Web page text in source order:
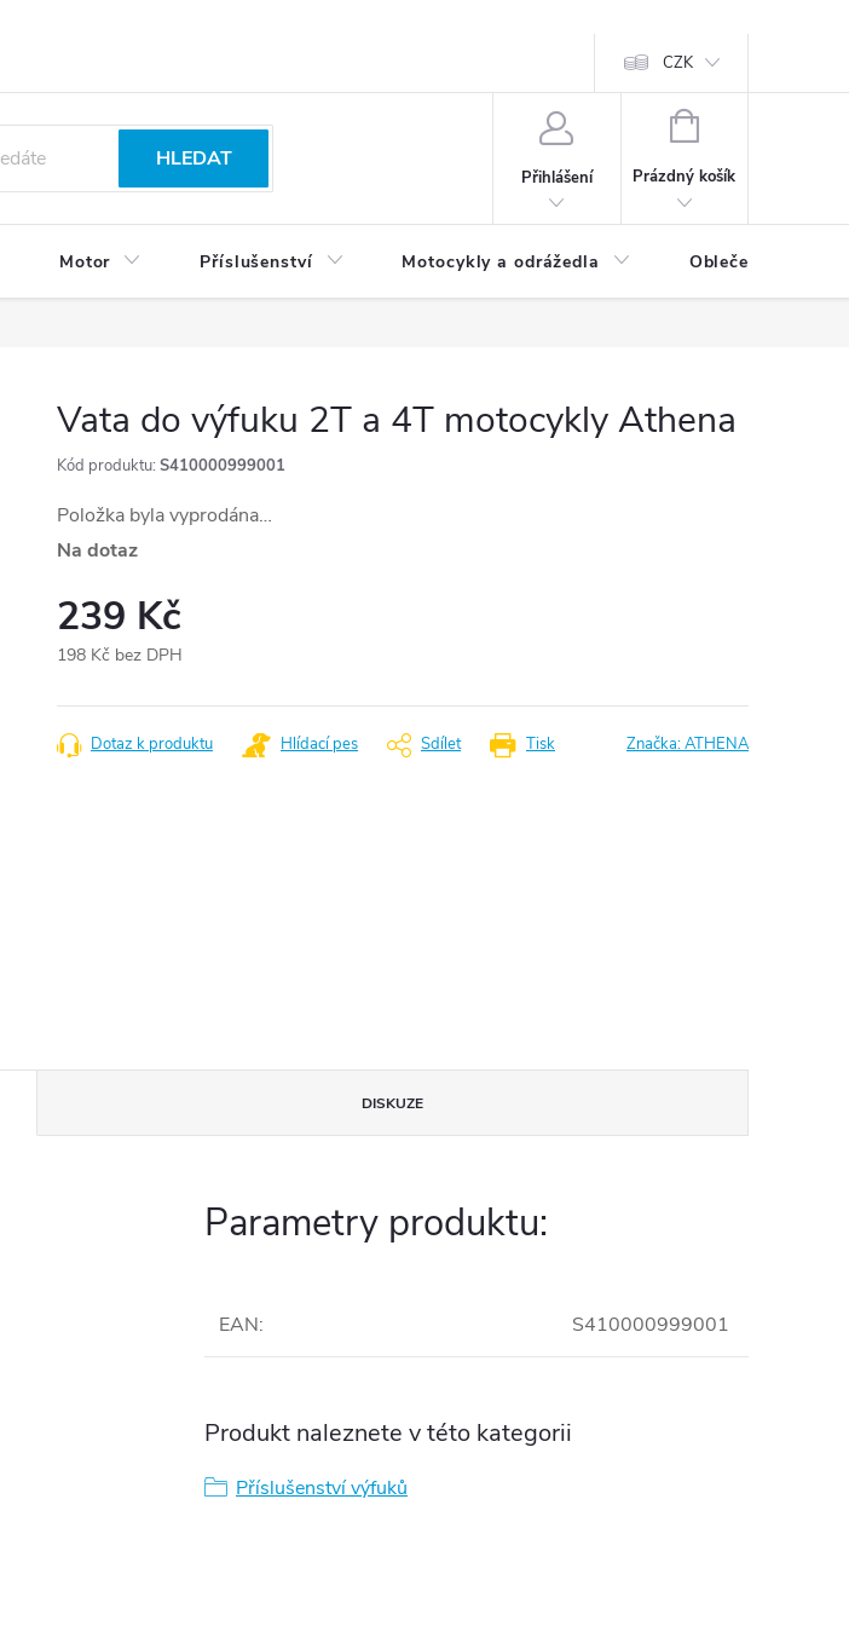
CZK
HLEDAT
Přihlášení
NÁKUPNÍ
Prázdný košík
Motor Příslušenství Motocykly a odrážedla Oblečení a
Vata do výfuku 2T a 4T motocykly Athena
Kód produktu: S410000999001
Položka byla vyprodána…
Na dotaz
239 Kč
198 Kč bez DPH
cena:
Tisk
Dotaz k produktu Hlídací pes Sdílet Značka:ATHENA
DISKUZE
Parametry produktu:
EAN: S410000999001
Produkt naleznete v této kategorii
Příslušenství výfuků